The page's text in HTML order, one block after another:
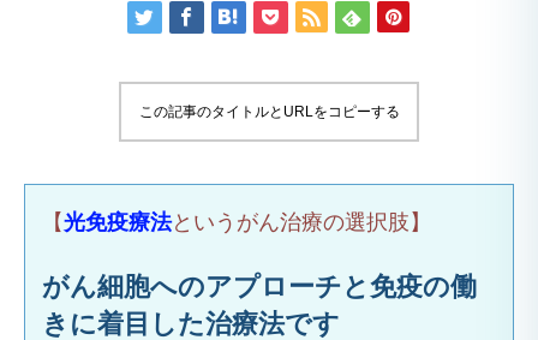
この記事のタイトルとURLをコピーする
【光免疫療法というがん治療の選択肢】
がん細胞へのアプローチと免疫の働
きに着目した治療法です